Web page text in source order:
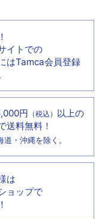
イトでの
はTamca会員登録
円 （税込） 以上の
送料無料！
・沖縄を除く。
は
ョップで